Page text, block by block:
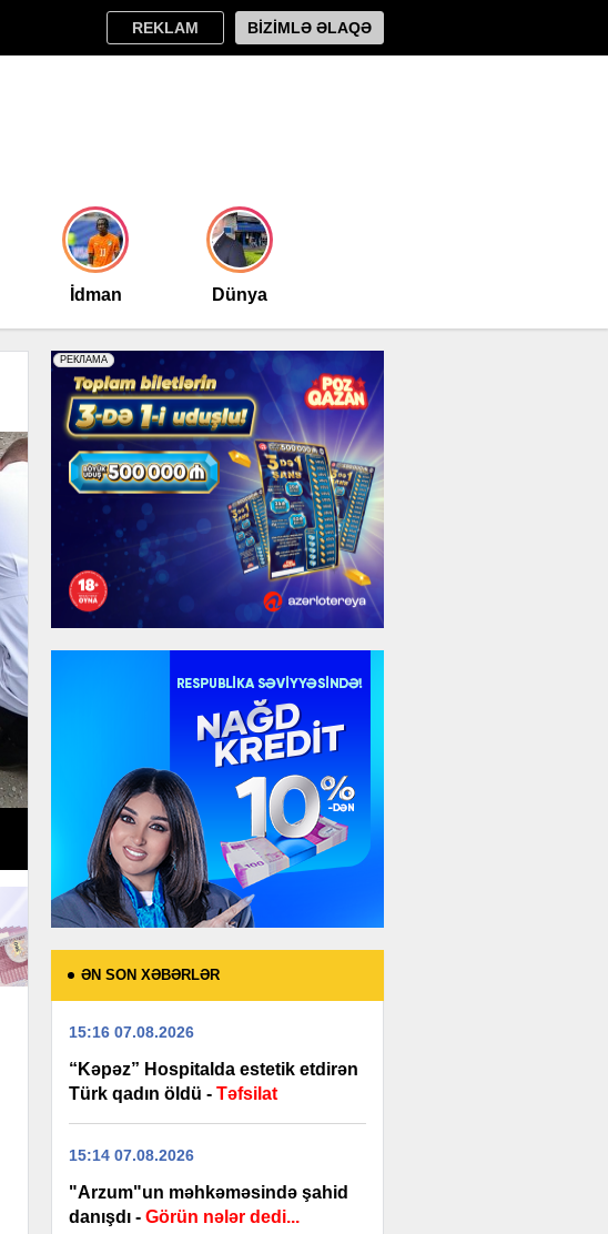
REKLAM BİZİMLƏ ƏLAQƏ
İdman Dünya
ƏN SON XƏBƏRLƏR
15:16 07.08.2026
“Kəpəz” Hospitalda estetik etdirən
Türk qadın öldü - Təfsilat
15:14 07.08.2026
"Arzum"un məhkəməsində şahid
danışdı - Görün nələr dedi...